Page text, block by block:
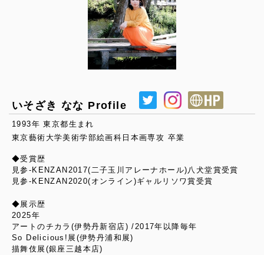
いそざき なな Profile
1993年 東京都生まれ
東京藝術大学美術学部絵画科日本画専攻 卒業
◆受賞歴
見参-KENZAN2017(二子玉川アレーナホール)八犬堂賞受賞
見参-KENZAN2020(オンライン)ギャルリソワ賞受賞
◆展示歴
2025年
アートのチカラ(伊勢丹新宿店) /2017年以降毎年
So Delicious!展(伊勢丹浦和展)
描舞伎展(銀座三越本店)